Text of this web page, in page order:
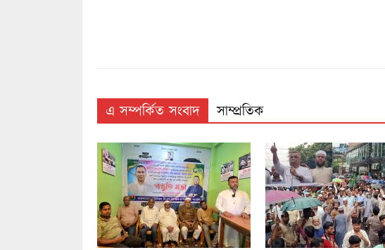
এ সম্পর্কিত সংবাদ সাম্প্রতিক